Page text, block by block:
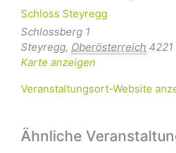
Schloss Steyregg
Schlossberg 1
Steyregg, Oberösterreich 4221
Karte anzeigen
Veranstaltungsort-Website
Ähnliche